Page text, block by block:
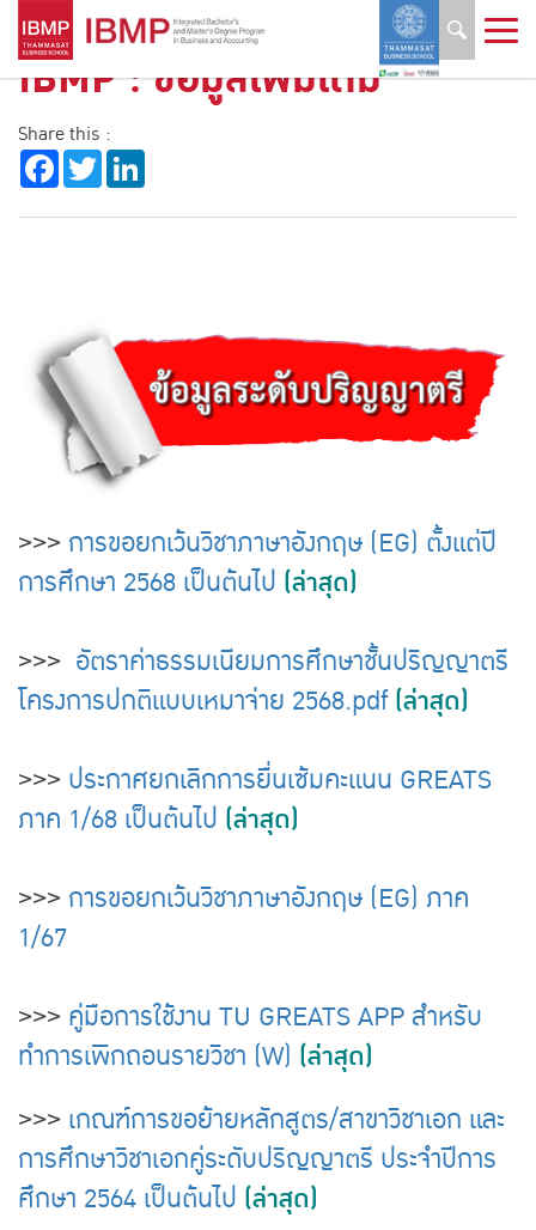
IBMP: ข้อมูลเพิ่มเติม
Share this :
FacebookTwitter
>>> การขอยกเว้นวิชาภาษาอังกฤษ (EG) ตั้งแต่ปี
การศึกษา 2568 เป็นต้นไป (ล่าสุด)
>>> อัตราค่าธรรมเนียมการศึกษาชั้นปริญญาตรี
โครงการปกติแบบเหมาจ่าย 2568.pdf (ล่าสุด)
>>> ประกาศยกเลิกการยื่นเซ้มคะแนน GREATS
ภาค 1/68 เป็นต้นไป (ล่าสุด)
>>> การขอยกเว้นวิชาภาษาอังกฤษ (EG) ภาค
1/67
>>> คู่มือการใช้งาน TU GREATS APP สำหรับ
ทำการเพิกถอนรายวิชา (W) (ล่าสุด)
>>> เกณฑ์การขอย้ายหลักสูตร/สาขาวิชาเอก และ
การศึกษาวิชาเอกคู่ระดับปริญญาตรี ประจำปีการ
ศึกษา 2564 เป็นต้นไป (ล่าสุด)